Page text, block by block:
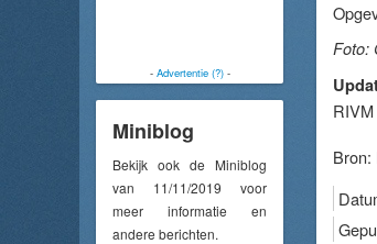
- Advertentie (?)-
Miniblog
Bekijk ook de Miniblog
van 11/11/2019 voor
meer informatie en
andere berichten.
Foto:
Bron: